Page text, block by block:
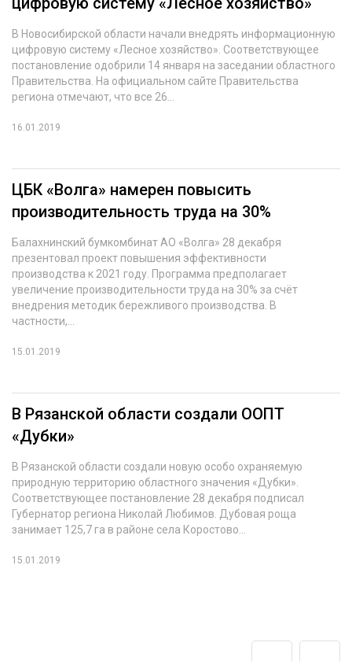
МЕБЕЛЬНОЕ ПРОИЗВОДСТВО
В Новосибирской области начали внедрять информационную
цифровую систему «Лесное хозяйство». Соответствующее
постановление одобрили 14 января на заседании областного
Правительства. На официальном сайте Правительства
региона отмечают, что все 26...
16.01.2019
ЦБК «Волга» намерен повысить
производительность труда на 30%
Балахнинский бумкомбинат АО «Волга» 28 декабря
презентовал проект повышения эффективности
производства к 2021 году. Программа предполагает
увеличение производительности труда на 30% за счёт
внедрения методик бережливого производства. В
частности,...
15.01.2019
В Рязанской области создали ООПТ
«Дубки»
В Рязанской области создали новую особо охраняемую
природную территорию областного значения «Дубки».
Соответствующее постановление 28 декабря подписал
Губернатор региона Николай Любимов. Дубовая роща
занимает 125,7 га в районе села Коростово...
15.01.2019